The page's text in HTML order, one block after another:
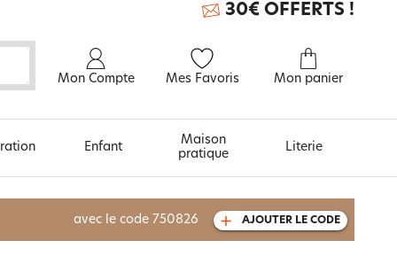
Mon Compte Mes Favoris Mon panier
30€ OFFERTS !
À découvrir aussi
Enfant
Maison
pratique
Literie
avec le code 750826 AJOUTER LE CODE